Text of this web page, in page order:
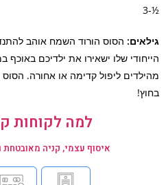
הסוס הורוד השמח אוהב להתנדנד-
שלו ישאירו את ילדיכם באוכף
ליפול קדימה או אחורה. הסוס
למה לקוחות
איסוף עצמי, קניה מאובטחת